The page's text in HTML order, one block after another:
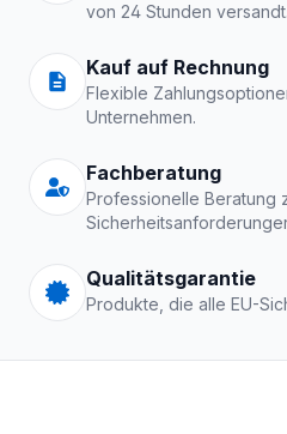
von 24 Stunden versandt.
Kauf auf Rechnung
Flexible
Unternehmen.
Fachberatung
Professionelle Beratung
Qualitätsgarantie
Produkte, die alle EU-